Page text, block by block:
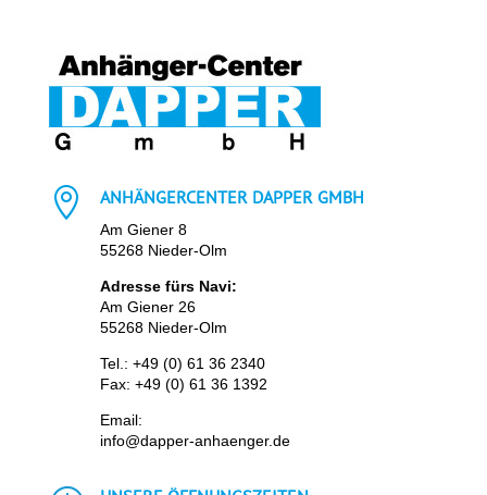
 ANHÄNGERCENTER DAPPER GMBH
Am Giener 8
55268 Nieder-Olm
Adresse fürs Navi:
Am Giener 26
55268 Nieder-Olm
Tel.: +49 (0) 61 36 2340
Fax: +49 (0) 61 36 1392
Email:
info@dapper-anhaenger.de